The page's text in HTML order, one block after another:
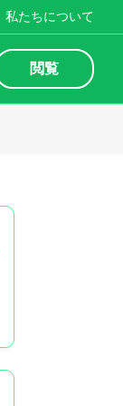
私たちについて
閲覧